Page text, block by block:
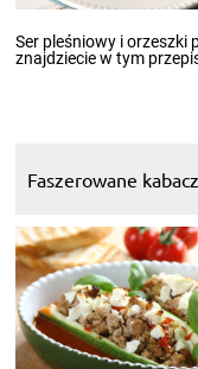
Ser pleśniowy i orzeszki
znajdziecie w tym
Faszerowane